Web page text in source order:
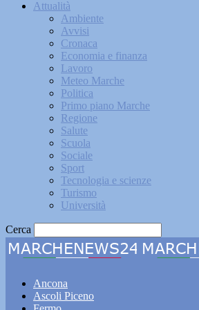
Attualità
Ambiente
Avvisi
Cronaca
Economia e finanza
Lavoro
Meteo Marche
Politica
Primo piano Marche
Regione
Salute
Scuola
Sociale
Sport
Tecnologia e scienze
Turismo
Università
Cerca
Ancona
Ascoli Piceno